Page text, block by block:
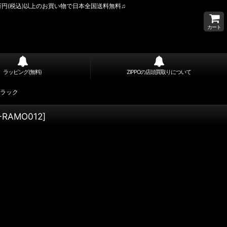
(税込)以上のお買い物で日本全国送料無料♫
カート
ラッピング(無料) ZIPPOの店頭買取りについて
ック
]